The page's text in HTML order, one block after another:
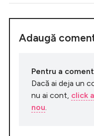
Adaugă
Pentru a
Dacă ai deja un
nu ai cont, click
nou